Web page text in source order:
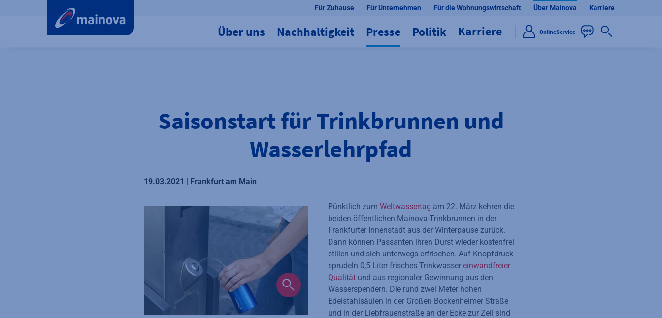
Für Zuhause Für Unternehmen Für die Wohnungswirtschaft Über Mainova Karriere
Über uns Nachhaltigkeit Presse Politik Karriere OnlineService
Saisonstart für Trinkbrunnen und
Wasserlehrpfad
19.03.2021 | Frankfurt am Main
Pünktlich zum Weltwassertag am 22. März kehren die
beiden öffentlichen Mainova-Trinkbrunnen in der
Frankfurter Innenstadt aus der Winterpause zurück.
Dann können Passanten ihren Durst wieder kostenfrei
stillen und sich unterwegs erfrischen. Auf Knopfdruck
sprudeln 0,5 Liter frisches Trinkwasser einwandfreier
Qualität und aus regionaler Gewinnung aus den
Wasserspendern. Die rund zwei Meter hohen
Edelstahlsäulen in der Großen Bockenheimer Straße
und in der Liebfrauenstraße an der Ecke zur Zeil sind